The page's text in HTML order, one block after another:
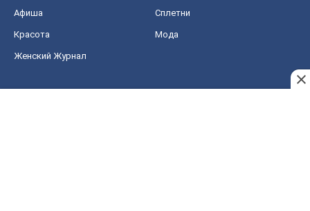
Афиша Сплетни
Красота Мода
Женский Журнал